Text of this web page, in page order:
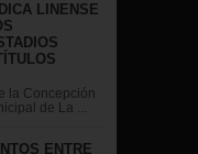
LINENSE
la Concepción
de La ...
ENTRE